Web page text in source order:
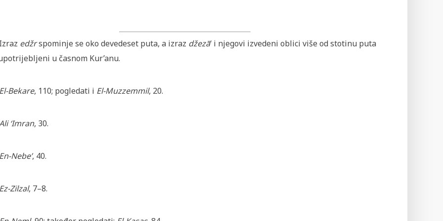
Izraz edžrspominje se oko devedeset puta, a izraz džezā‘ i njegovi izvedeni oblici više od stotinu puta
u časnom Kur’anu.
El-Bekare, 110; pogledati i El-Muzzemmil, 20.
‘Imran, 30.
En-Nebe’, 40.
Ez-Zilzal, 7–8.